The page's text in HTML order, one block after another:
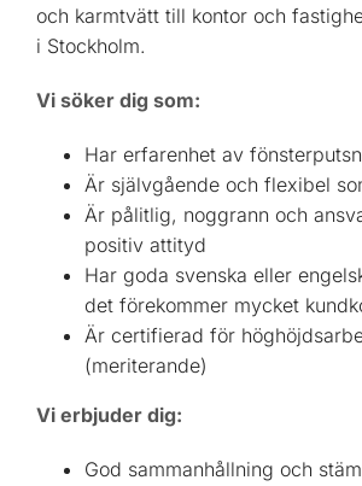
och karmtvätt till kontor och
i Stockholm.
Vi söker dig som:
Har erfarenhet av
Är självgående och flexibel
Är pålitlig, noggrann och
positiv attityd
Har goda svenska eller
det förekommer mycket
Är certifierad för
(meriterande)
Vi erbjuder dig:
God sammanhållning och